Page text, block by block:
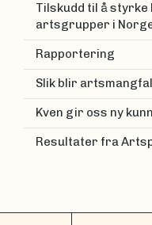
Tilskudd til å styrke
artsgrupper i
Rapportering
Slik blir
Kven gir oss ny
Resultater fra